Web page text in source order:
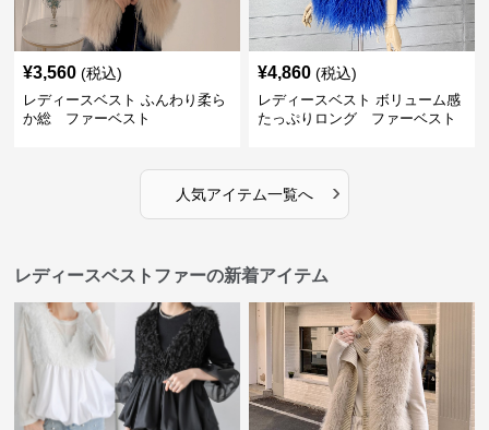
¥3,560 (税込)
レディースベスト ふんわり柔ら
か総 ファーベスト
¥4,860 (税込)
レディースベスト ボリューム感
たっぷりロング ファーベスト
人気アイテム一覧へ ›
レディースベストファーの新着アイテム